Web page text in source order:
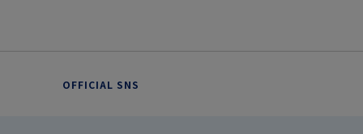
OFFICIAL SNS